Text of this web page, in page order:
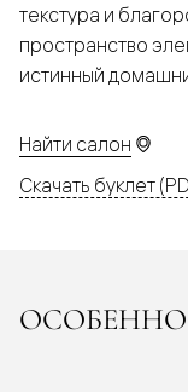
текстура и
пространство
истинный
Найти салон
Скачать буклет